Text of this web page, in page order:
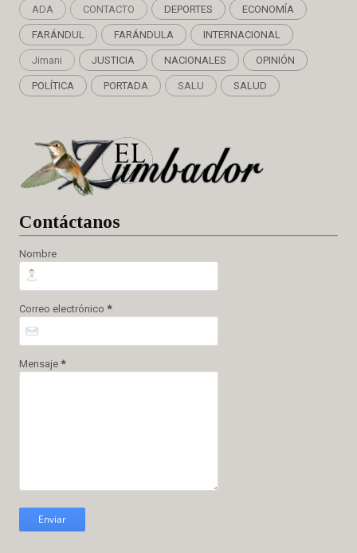
ADA CONTACTO DEPORTES ECONOMÍA
FARÁNDUL FARÁNDULA INTERNACIONAL
Jimani JUSTICIA NACIONALES OPINIÓN
POLÍTICA PORTADA SALU SALUD
Contáctanos
Nombre
Correo electrónico *
Mensaje *